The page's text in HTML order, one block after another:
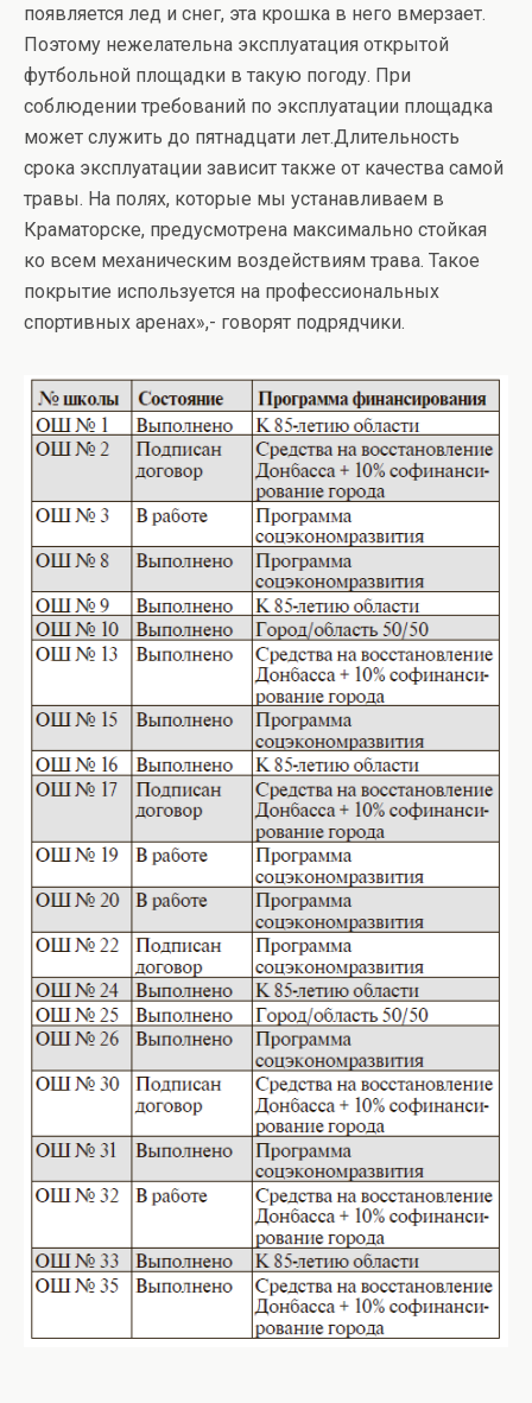
появляется лед и снег, эта крошка в него вмерзает.
Поэтому нежелательна эксплуатация открытой
футбольной площадки в такую погоду. При
соблюдении требований по эксплуатации площадка
может служить до пятнадцати лет.Длительность
срока эксплуатации зависит также от качества самой
травы. На полях, которые мы устанавливаем в
Краматорске, предусмотрена максимально стойкая
ко всем механическим воздействиям трава. Такое
покрытие используется на профессиональных
спортивных аренах»,- говорят подрядчики.